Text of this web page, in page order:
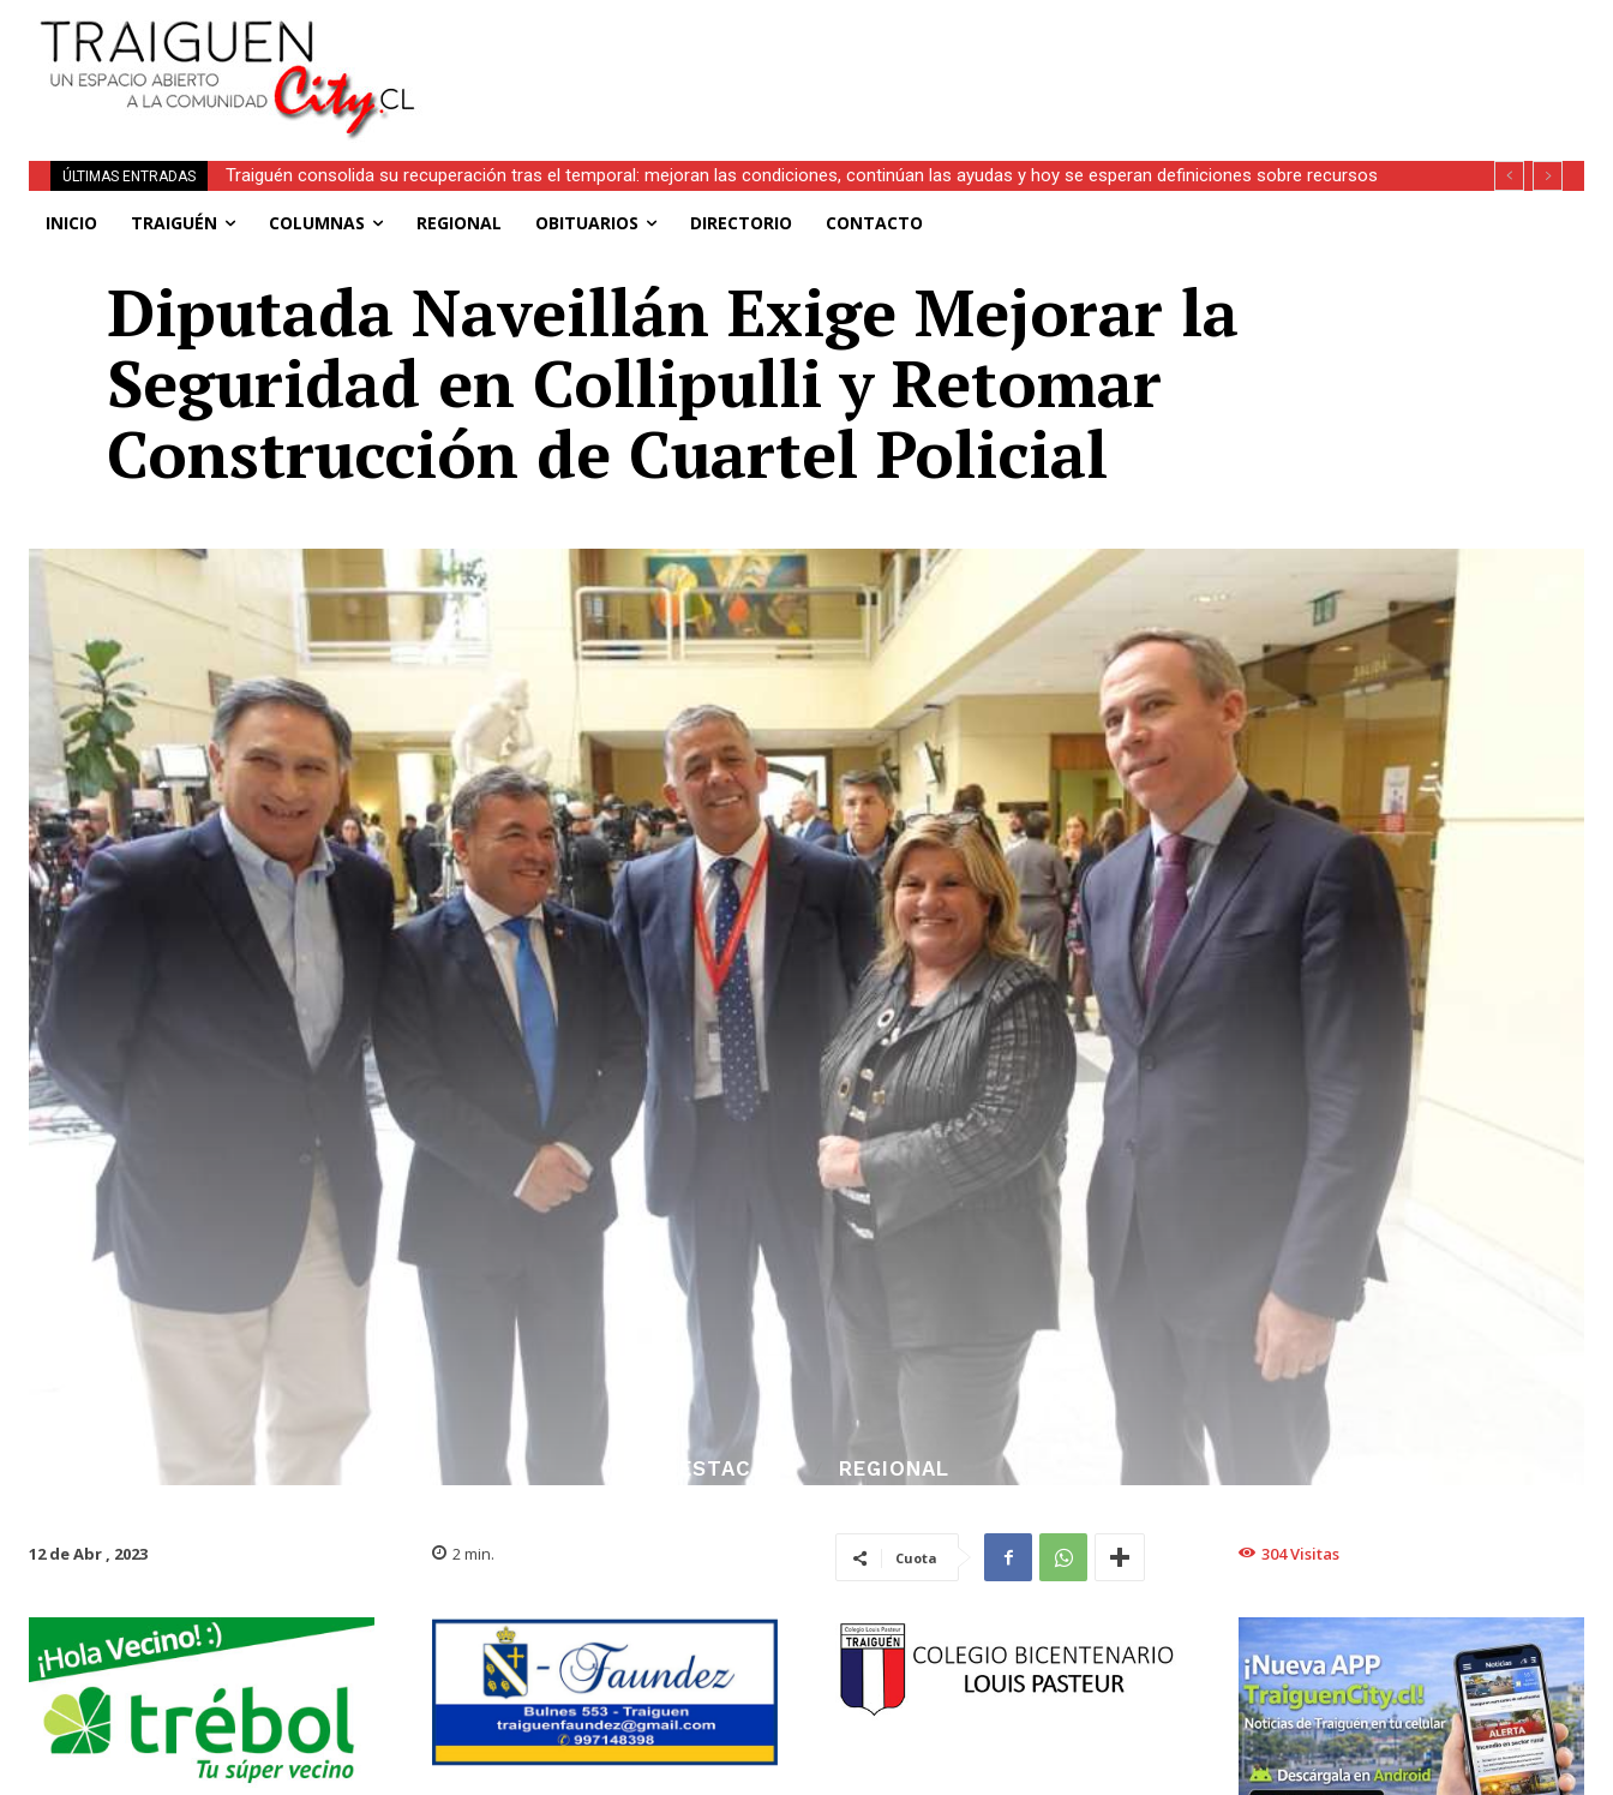
ÚLTIMAS ENTRADAS
Traiguén consolida su recuperación tras el temporal: mejoran las condiciones, continúan las ayudas y hoy se esperan definiciones sobre recursos
INICIO TRAIGUÉN COLUMNAS REGIONAL OBITUARIOS DIRECTORIO CONTACTO
Diputada Naveillán Exige Mejorar la
Seguridad en Collipulli y Retomar
Construcción de Cuartel Policial
DESTACADO REGIONAL
12 de Abr , 2023 2 min. Cuota 304Visitas